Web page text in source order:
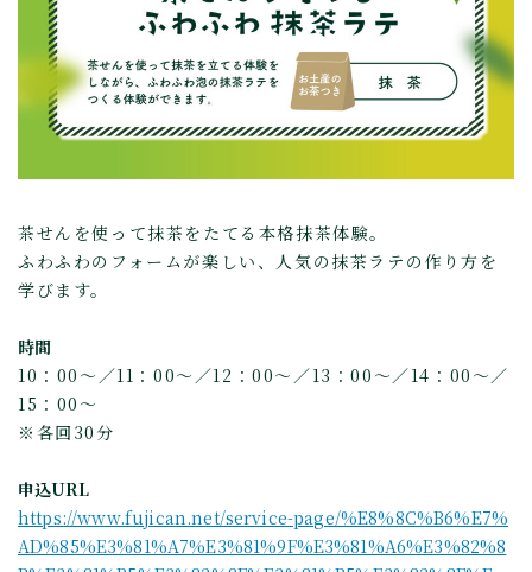
茶せんを使って抹茶をたてる本格抹茶体験。
ふわふわのフォームが楽しい、人気の抹茶ラテの作り方を
学びます。
時間
10：00～／11：00～／12：00～／13：00～／14：00～／
15：00～
※各回30分
申込URL
https://www.fujican.net/service-page/%E8%8C%B6%E7%
AD%85%E3%81%A7%E3%81%9F%E3%81%A6%E3%82%8